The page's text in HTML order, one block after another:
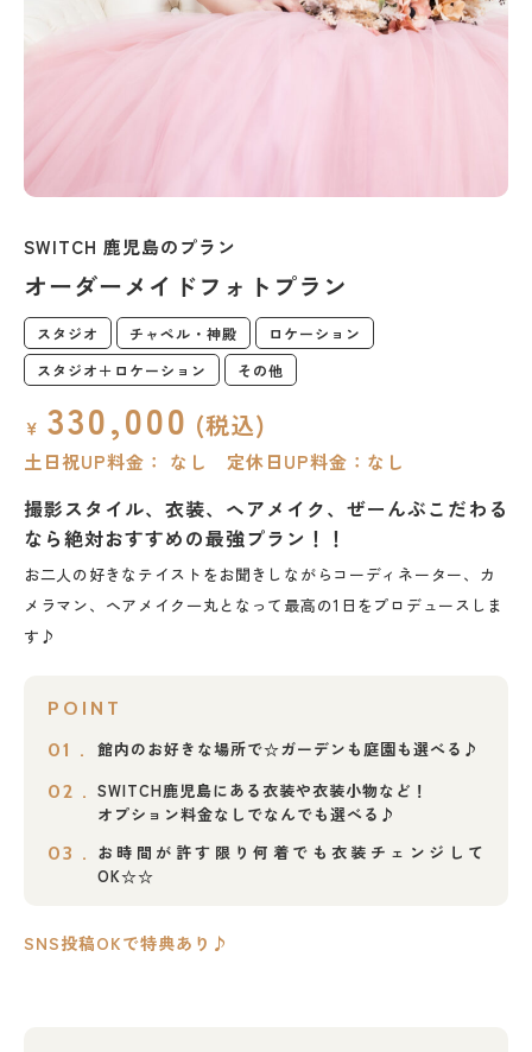
SWITCH 鹿児島のプラン
オーダーメイドフォトプラン
スタジオ チャペル・神殿
ロケーション
スタジオ＋ロケーション
その他
￥ 330,000 (税込)
土日祝UP料金： なし 定休日UP料金：なし
撮影スタイル、衣装、ヘアメイク、ぜーんぶこだわる
なら絶対おすすめの最強プラン！！
お二人の好きなテイストをお聞きしながらコーディネーター、カ
メラマン、ヘアメイク一丸となって最高の1日をプロデュースしま
す♪
POINT
01 .
館内のお好きな場所で☆ガーデンも庭園も選べる♪
02 . SWITCH鹿児島にある衣装や衣装小物など！
オプション料金なしでなんでも選べる♪
03 . お時間が許す限り何着でも衣装チェンジして
OK☆☆
SNS投稿OKで特典あり♪